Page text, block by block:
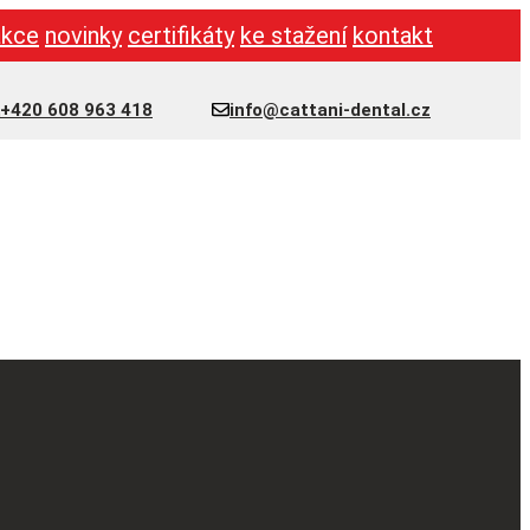
novinky certifikáty ke stažení kontakt
info@cattani-dental.cz
+420 608 963 418